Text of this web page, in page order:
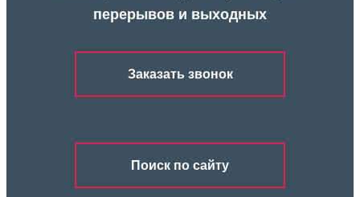
перерывов и выходных
Заказать звонок
Поиск по сайту